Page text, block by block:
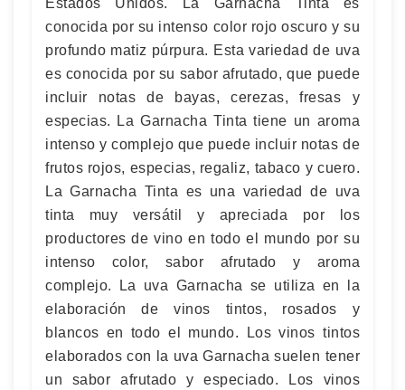
Estados Unidos. La Garnacha Tinta es
conocida por su intenso color rojo oscuro y su
profundo matiz púrpura. Esta variedad de uva
es conocida por su sabor afrutado, que puede
incluir notas de bayas, cerezas, fresas y
especias. La Garnacha Tinta tiene un aroma
intenso y complejo que puede incluir notas de
frutos rojos, especias, regaliz, tabaco y cuero.
La Garnacha Tinta es una variedad de uva
tinta muy versátil y apreciada por los
productores de vino en todo el mundo por su
intenso color, sabor afrutado y aroma
complejo. La uva Garnacha se utiliza en la
elaboración de vinos tintos, rosados y
blancos en todo el mundo. Los vinos tintos
elaborados con la uva Garnacha suelen tener
un sabor afrutado y especiado. Los vinos